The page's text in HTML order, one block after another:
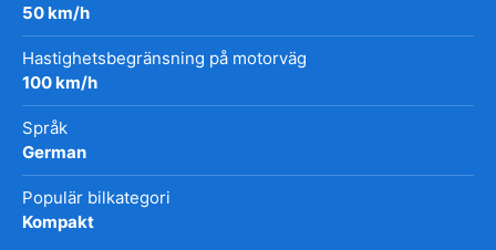
50 km/h
Hastighetsbegränsning på motorväg
100 km/h
Språk
German
Populär bilkategori
Kompakt